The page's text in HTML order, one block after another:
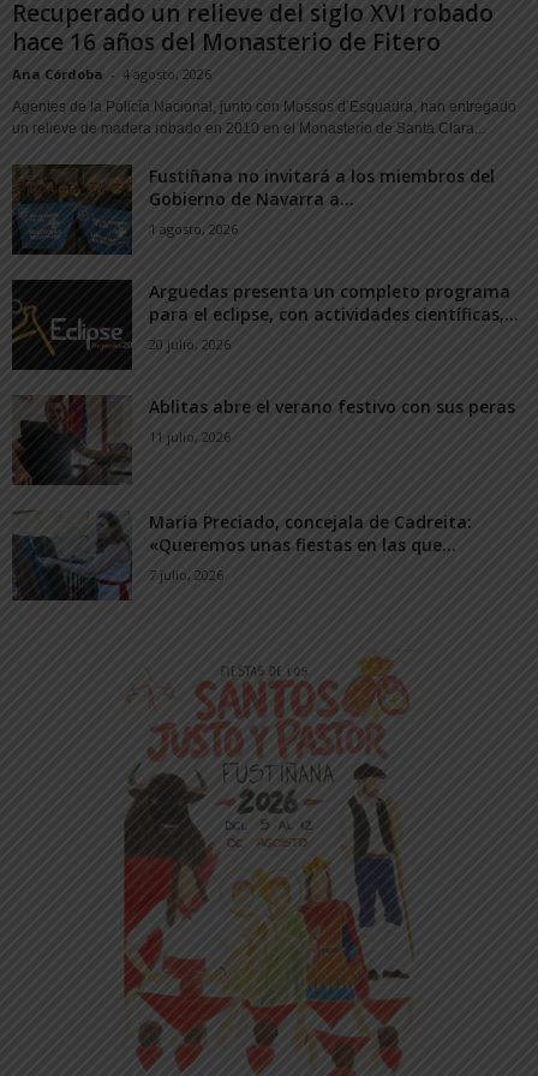
Recuperado un relieve del siglo XVI robado
hace 16 años del Monasterio de Fitero
Ana Córdoba - 4 agosto, 2026
Agentes de la Policía Nacional, junto con Mossos d’Esquadra, han entregado
un relieve de madera robado en 2010 en el Monasterio de Santa Clara...
Fustiñana no invitará a los miembros del
Gobierno de Navarra a...
1 agosto, 2026
Arguedas presenta un completo programa
para el eclipse, con actividades científicas,...
20 julio, 2026
Ablitas abre el verano festivo con sus peras
11 julio, 2026
María Preciado, concejala de Cadreita:
«Queremos unas fiestas en las que...
7 julio, 2026